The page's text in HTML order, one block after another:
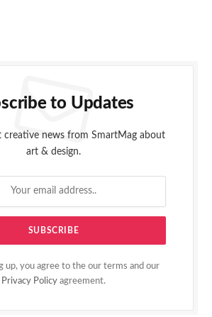
to Updates
creative news from SmartMag about
art & design.
up, you agree to the our terms and our
Privacy Policy agreement.